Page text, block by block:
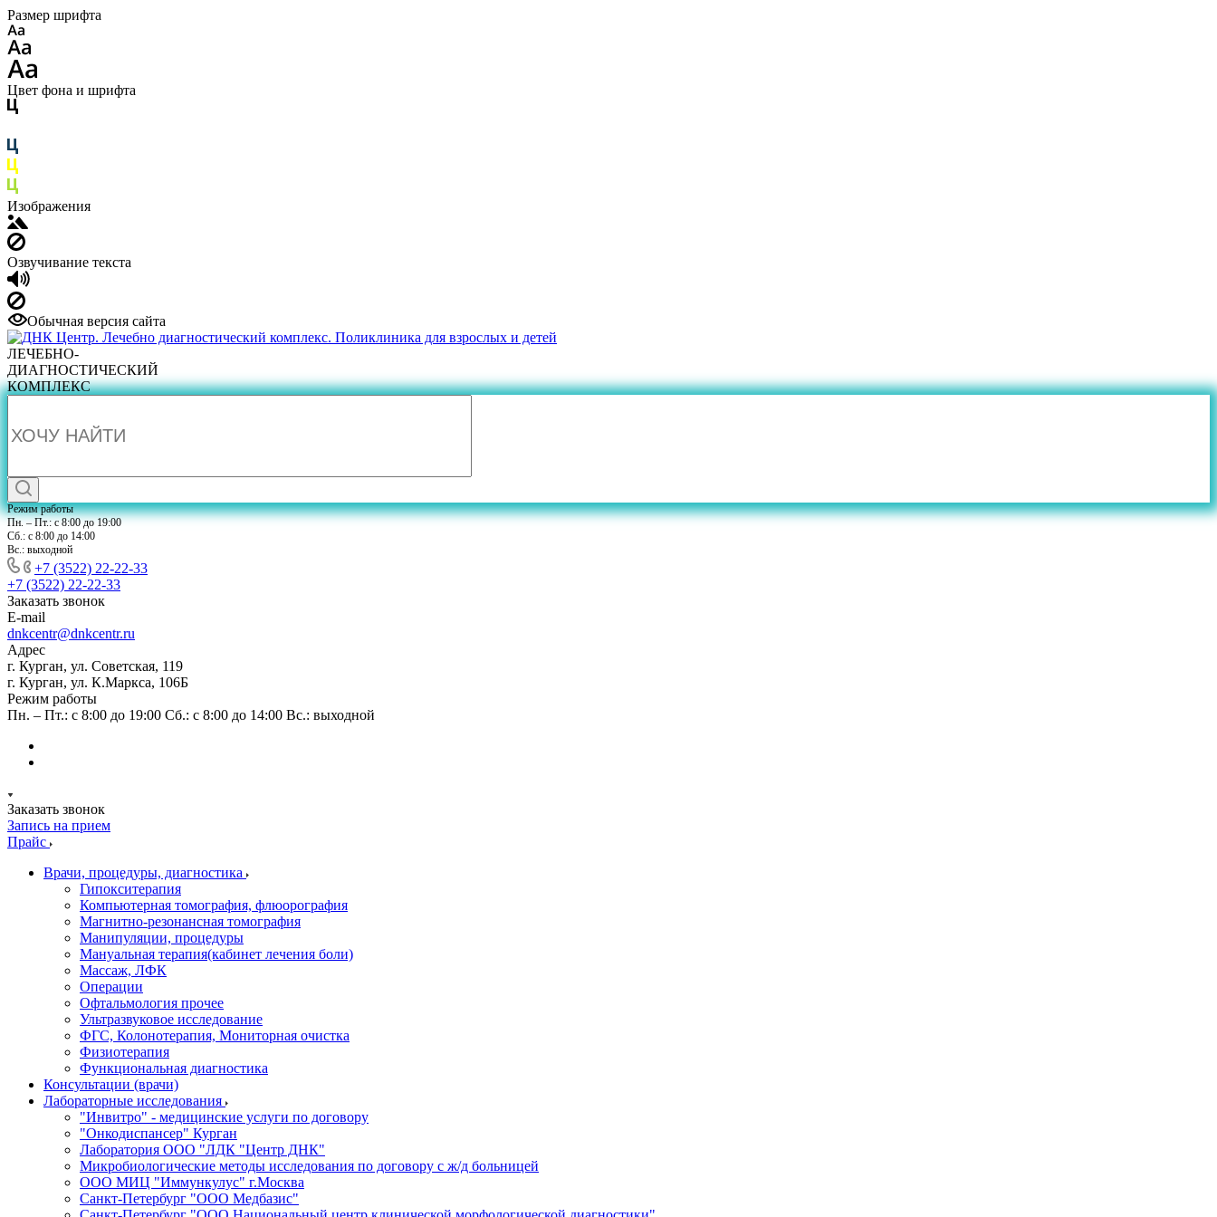
Размер шрифта
Цвет фона и шрифта
Изображения
Озвучивание текста
Обычная версия сайта
ЛЕЧЕБНО-
ДИАГНОСТИЧЕСКИЙ
КОМПЛЕКС
Режим работы
Пн. – Пт.: с 8:00 до 19:00
Сб.: с 8:00 до 14:00
Вс.: выходной
+7 (3522) 22-22-33
+7 (3522) 22-22-33
Заказать звонок
E-mail
dnkcentr@dnkcentr.ru
Адрес
г. Курган, ул. Советская, 119
г. Курган, ул. К.Маркса, 106Б
Режим работы
Пн. – Пт.: с 8:00 до 19:00 Сб.: с 8:00 до 14:00 Вс.: выходной
Заказать звонок
Запись на прием
Прайс
Врачи, процедуры, диагностика
Гипокситерапия
Компьютерная томография, флюорография
Магнитно-резонансная томография
Манипуляции, процедуры
Мануальная терапия(кабинет лечения боли)
Массаж, ЛФК
Операции
Офтальмология прочее
Ультразвуковое исследование
ФГС, Колонотерапия, Мониторная очистка
Физиотерапия
Функциональная диагностика
Консультации (врачи)
Лабораторные исследования
"Инвитро" - медицинские услуги по договору
"Онкодиспансер" Курган
Лаборатория ООО "ЛДК "Центр ДНК"
Микробиологические методы исследования по договору с ж/д больницей
ООО МИЦ "Иммункулус" г.Москва
Санкт-Петербург "ООО Медбазис"